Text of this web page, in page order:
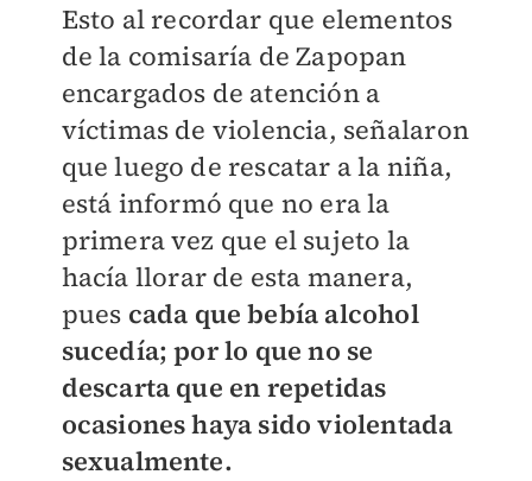
Esto al recordar que elementos
de la comisaría de Zapopan
encargados de atención a
víctimas de violencia, señalaron
que luego de rescatar a la niña,
está informó que no era la
primera vez que el sujeto la
hacía llorar de esta manera,
pues cada que bebía alcohol
sucedía; por lo que no se
descarta que en repetidas
ocasiones haya sido violentada
sexualmente.